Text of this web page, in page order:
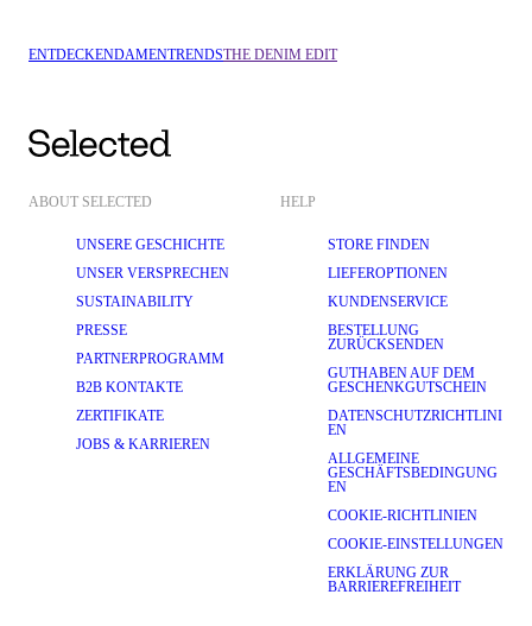
ENTDECKENDAMENTRENDSTHE DENIM EDIT
ABOUT SELECTED
UNSERE GESCHICHTE
UNSER VERSPRECHEN
SUSTAINABILITY
PRESSE
PARTNERPROGRAMM
B2B KONTAKTE
ZERTIFIKATE
JOBS & KARRIEREN
HELP
STORE FINDEN
LIEFEROPTIONEN
KUNDENSERVICE
BESTELLUNG
ZURÜCKSENDEN
GUTHABEN AUF DEM
GESCHENKGUTSCHEIN
DATENSCHUTZRICHTLINI
EN
ALLGEMEINE
GESCHÄFTSBEDINGUNG
EN
COOKIE-RICHTLINIEN
COOKIE-EINSTELLUNGEN
ERKLÄRUNG ZUR
BARRIEREFREIHEIT